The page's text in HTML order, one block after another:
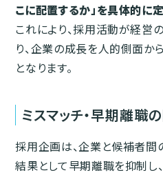
こに配置するか」を具体的に
これにより、採用活動が経営
り、企業の成長を人的側面か
となります。
ミスマッチ・早期離職
採用企画は、企業と候補者間
結果として早期離職を抑制し